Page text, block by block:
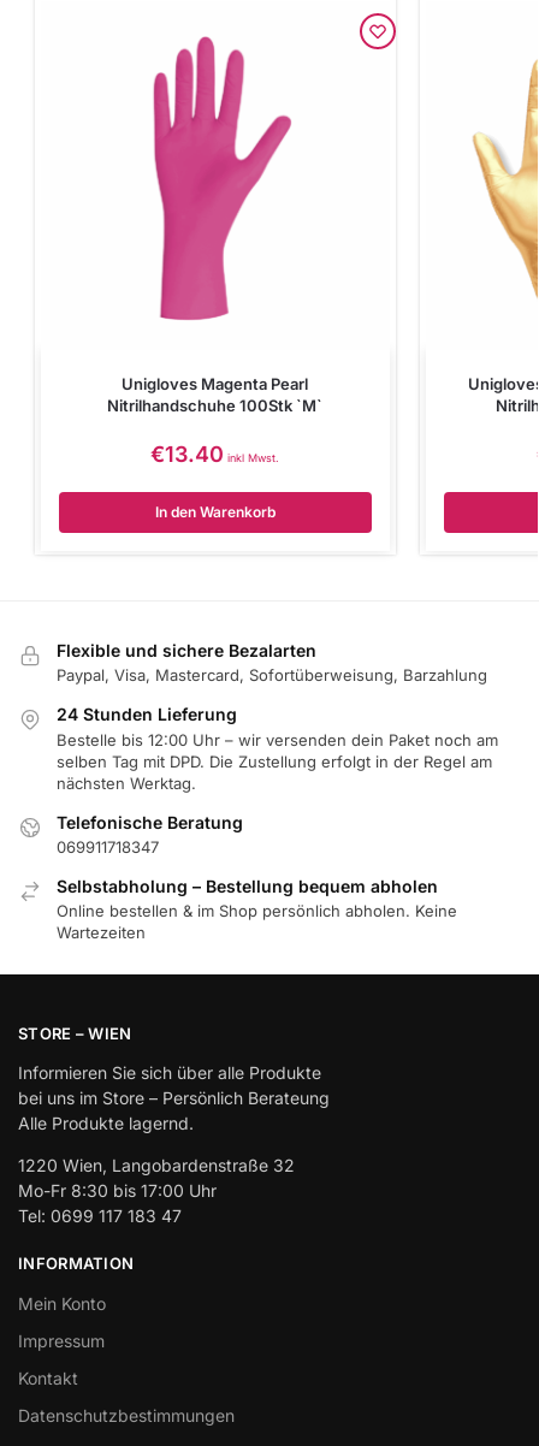
Unigloves Magenta Pearl
Nitrilhandschuhe 100Stk `M`
€13.40 inkl Mwst.
In den Warenkorb
Flexible und sichere Bezalarten
Paypal, Visa, Mastercard, Sofortüberweisung, Barzahlung
24 Stunden Lieferung
Bestelle bis 12:00 Uhr – wir versenden dein Paket noch am
selben Tag mit DPD. Die Zustellung erfolgt in der Regel am
nächsten Werktag.
Telefonische Beratung
069911718347
Selbstabholung – Bestellung bequem abholen
Online bestellen & im Shop persönlich abholen. Keine
Wartezeiten
STORE – WIEN
Informieren Sie sich über alle Produkte
bei uns im Store – Persönlich Berateung
Alle Produkte lagernd.
1220 Wien, Langobardenstraße 32
Mo-Fr 8:30 bis 17:00 Uhr
Tel: 0699 117 183 47
INFORMATION
Mein Konto
Impressum
Kontakt
Datenschutzbestimmungen